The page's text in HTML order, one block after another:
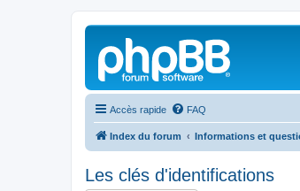
Accès rapide FAQ
Index du forum Informations et
Les clés d'identifications